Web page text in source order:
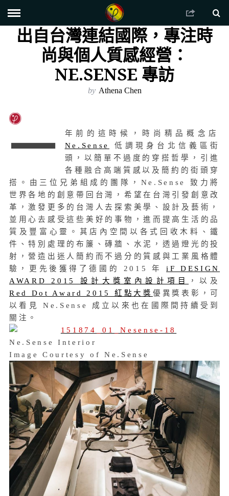
出自台灣連結國際，專注時
尚與個人質感經營：
NE.SENSE 專訪
by Athena Chen
一
年前的這時候，時尚精品概念店
Ne.Sense
低調現身台北信義區街
頭，以簡單不過度的穿搭哲學，引進
各種融合高端質感以及簡約的街頭穿
搭。由三位兄弟組成的團隊，Ne.Sense 致力將
世界各地的創意帶回台灣，希望在台灣引發創意改
革，激發更多的台灣人去探索美學、設計及藝術，
並用心去感受這些美好的事物，進而提高生活的品
質及豐富心靈。其店內空間以各式回收木料、鐵
件、特別處理的布簾、磚牆、水泥，透過燈光的投
射，營造出迷人簡約而不過分的質感與工業風格體
驗，更先後獲得了德國的 2015 年iF DESIGN
AWARD 2015 設計大獎室內設計項目
，以及
Red Dot Award 2015 紅點大獎 優異獎表彰
，可
以看見 Ne.Sense 成立以來也在國際間持續受到
關注。
Ne.Sense Interior
Image Courtesy of Ne.Sense